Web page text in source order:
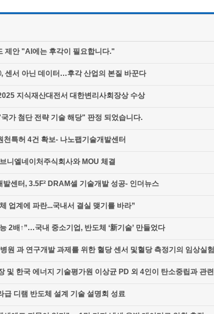
제안 "AI에는 후각이 필요합니다."
센서 아닌 데이터…후각 산업의 본질 바꾼다
지식재산대전서 대한변리사회장상 수상
가 첨단 전략 기술 해당" 판정 되었습니다.
천특허 4건 확보- 나노팹기술개발센터
니엘네이처주식회사와 MOU 체결
발센터, 3.5F² DRAM셀 기술개발 성공- 인더뉴스
업계에 파란...국내서 결실 맺기를 바라”
2배↑”…국내 중소기업, 반도체 ‘新기술’ 만들었다
원 과 연구개발 과제를 위한 혈당 센서 및혈당 측정기의 임상실
및 한국 에너지 기술평가원 이상균 PD 외 4인이 탄소중립과 관
급 디램 반도체 설계 기술 설명회 성료